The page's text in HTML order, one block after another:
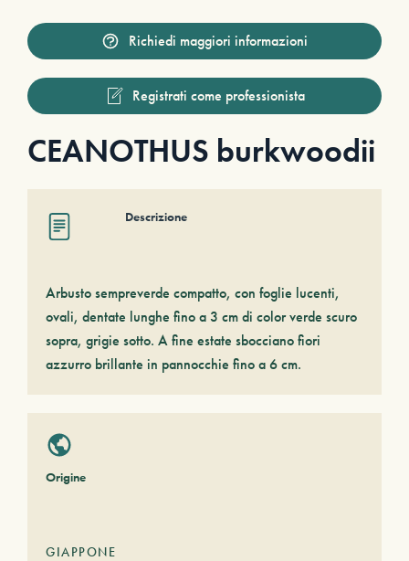
Richiedi maggiori informazioni
Registrati come professionista
CEANOTHUS burkwoodii
Descrizione
Arbusto sempreverde compatto, con foglie lucenti,
ovali, dentate lunghe fino a 3 cm di color verde scuro
sopra, grigie sotto. A fine estate sbocciano fiori
azzurro brillante in pannocchie fino a 6 cm.
Origine
GIAPPONE